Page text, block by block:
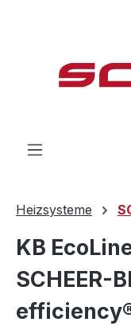
Heizsysteme
KB
SCHEER-